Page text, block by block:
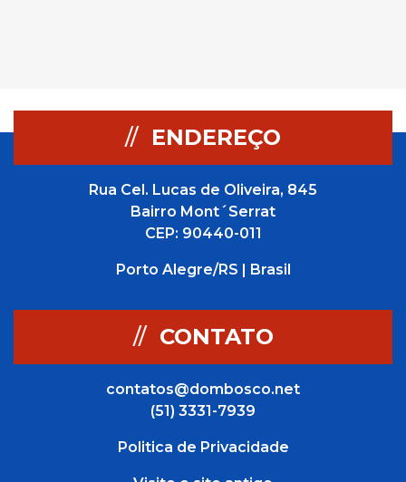
// ENDEREÇO
Rua Cel. Lucas de Oliveira, 845
Bairro Mont´Serrat
CEP: 90440-011
Porto Alegre/RS | Brasil
// CONTATO
contatos@dombosco.net
(51) 3331-7939
Politica de Privacidade